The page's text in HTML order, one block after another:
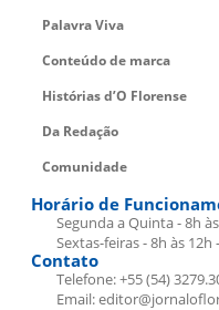
Palavra Viva
Conteúdo de marca
Histórias d’O Florense
Da Redação
Comunidade
Horário de
Segunda a Quinta - 8h
Sextas-feiras - 8h às 12h
Contato
Telefone: +55 (54)
Email: